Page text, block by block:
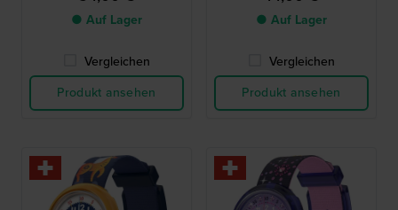
● Auf Lager
Vergleichen
Produkt ansehen
● Auf Lager
Vergleichen
Produkt ansehen